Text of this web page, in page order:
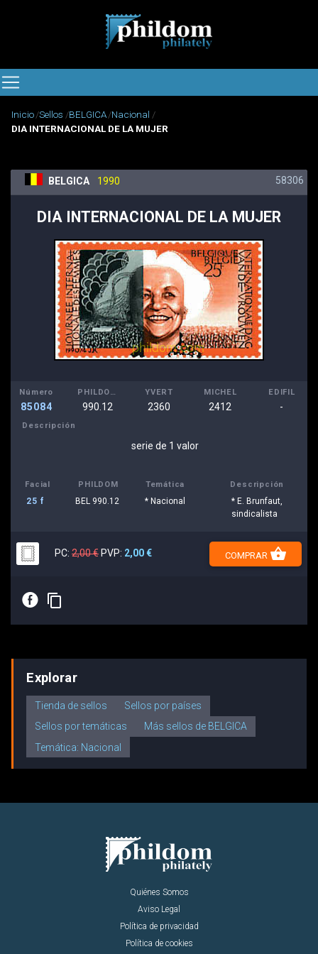
Inicio Sellos BELGICA Nacional
DIA INTERNACIONAL DE LA MUJER
BELGICA 1990 58306
DIA INTERNACIONAL DE LA MUJER
Número
85084
PHILDOM
990.12
YVERT
2360
MICHEL
2412
EDIFIL
-
Descripción
serie de 1 valor
Facial PHILDOM Temática Descripción
25 f BEL 990.12 * Nacional
* E. Brunfaut,
sindicalista
PC: 2,00 € PVP: 2,00 € COMPRAR shopping_basket
E content_copy
Explorar
Tienda de sellos
Sellos por países
Sellos por temáticas
Más sellos de BELGICA
Temática: Nacional
Quiénes Somos
Aviso Legal
Política de privacidad
Política de cookies